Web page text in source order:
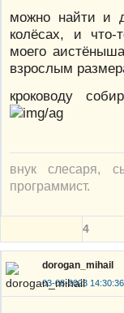
можно найти и
колёсах, и что-
моего
взрослым
кроководу
внук слесаря,
программист.
4
dorogan_mihail
03-08-2023 14:30:36